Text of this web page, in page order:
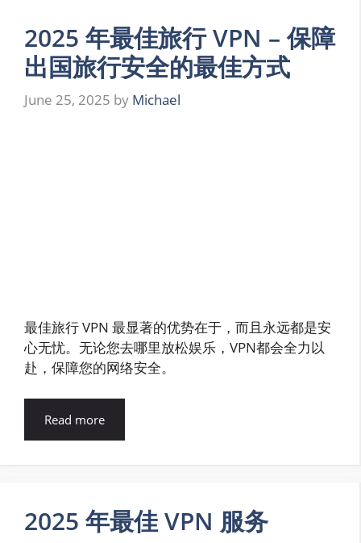
2025 年最佳旅行 VPN – 保障
出国旅行安全的最佳方式
June 25, 2025 by Michael
最佳旅行 VPN 最显著的优势在于，而且永远都是安
心无忧。无论您去哪里放松娱乐，VPN都会全力以
赴，保障您的网络安全。
Read more
2025 年最佳 VPN 服务